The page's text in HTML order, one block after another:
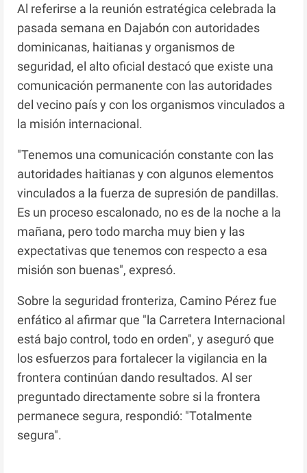
Al referirse a la reunión estratégica celebrada la
pasada semana en Dajabón con autoridades
dominicanas, haitianas y organismos de
seguridad, el alto oficial destacó que existe una
comunicación permanente con las autoridades
del vecino país y con los organismos vinculados a
la misión internacional.
"Tenemos una comunicación constante con las
autoridades haitianas y con algunos elementos
vinculados a la fuerza de supresión de pandillas.
Es un proceso escalonado, no es de la noche a la
mañana, pero todo marcha muy bien y las
expectativas que tenemos con respecto a esa
misión son buenas", expresó.
Sobre la seguridad fronteriza, Camino Pérez fue
enfático al afirmar que "la Carretera Internacional
está bajo control, todo en orden", y aseguró que
los esfuerzos para fortalecer la vigilancia en la
frontera continúan dando resultados. Al ser
preguntado directamente sobre si la frontera
permanece segura, respondió: "Totalmente
segura".